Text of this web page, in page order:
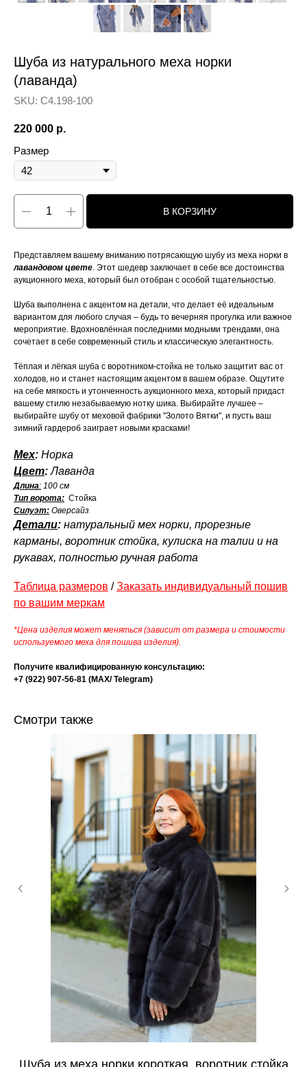
Шуба из натурального меха норки
(лаванда)
SKU: С4.198-100
220 000 р.
Размер
В КОРЗИНУ
Представляем вашему вниманию потрясающую шубу из меха норки в
лавандовом цвете. Этот шедевр заключает в себе все достоинства
аукционного меха, который был отобран с особой тщательностью.
Шуба выполнена с акцентом на детали, что делает её идеальным
вариантом для любого случая – будь то вечерняя прогулка или важное
мероприятие. Вдохновлённая последними модными трендами, она
сочетает в себе современный стиль и классическую элегантность.
Тёплая и лёгкая шуба с воротником-стойка не только защитит вас от
холодов, но и станет настоящим акцентом в вашем образе. Ощутите
на себе мягкость и утонченность аукционного меха, который придаст
вашему стилю незабываемую нотку шика. Выбирайте лучшее –
выбирайте шубу от меховой фабрики "Золото Вятки", и пусть ваш
зимний гардероб заиграет новыми красками!
Мех: Норка
Цвет:Лаванда
Длина: 100 см
Тип ворота: Стойка
Силуэт: Оверсайз
Детали: натуральный мех норки, прорезные
карманы, воротник стойка, кулиска на талии и на
рукавах, полностью ручная работа
Таблица размеров /Заказать индивидуальный пошив
по вашим меркам
*Цена изделия может меняться (зависит от размера и стоимости
используемого меха для пошива изделия).
Получите квалифицированную консультацию:
+7 (922) 907-56-81 (МАХ/ Telegram)
Смотри также